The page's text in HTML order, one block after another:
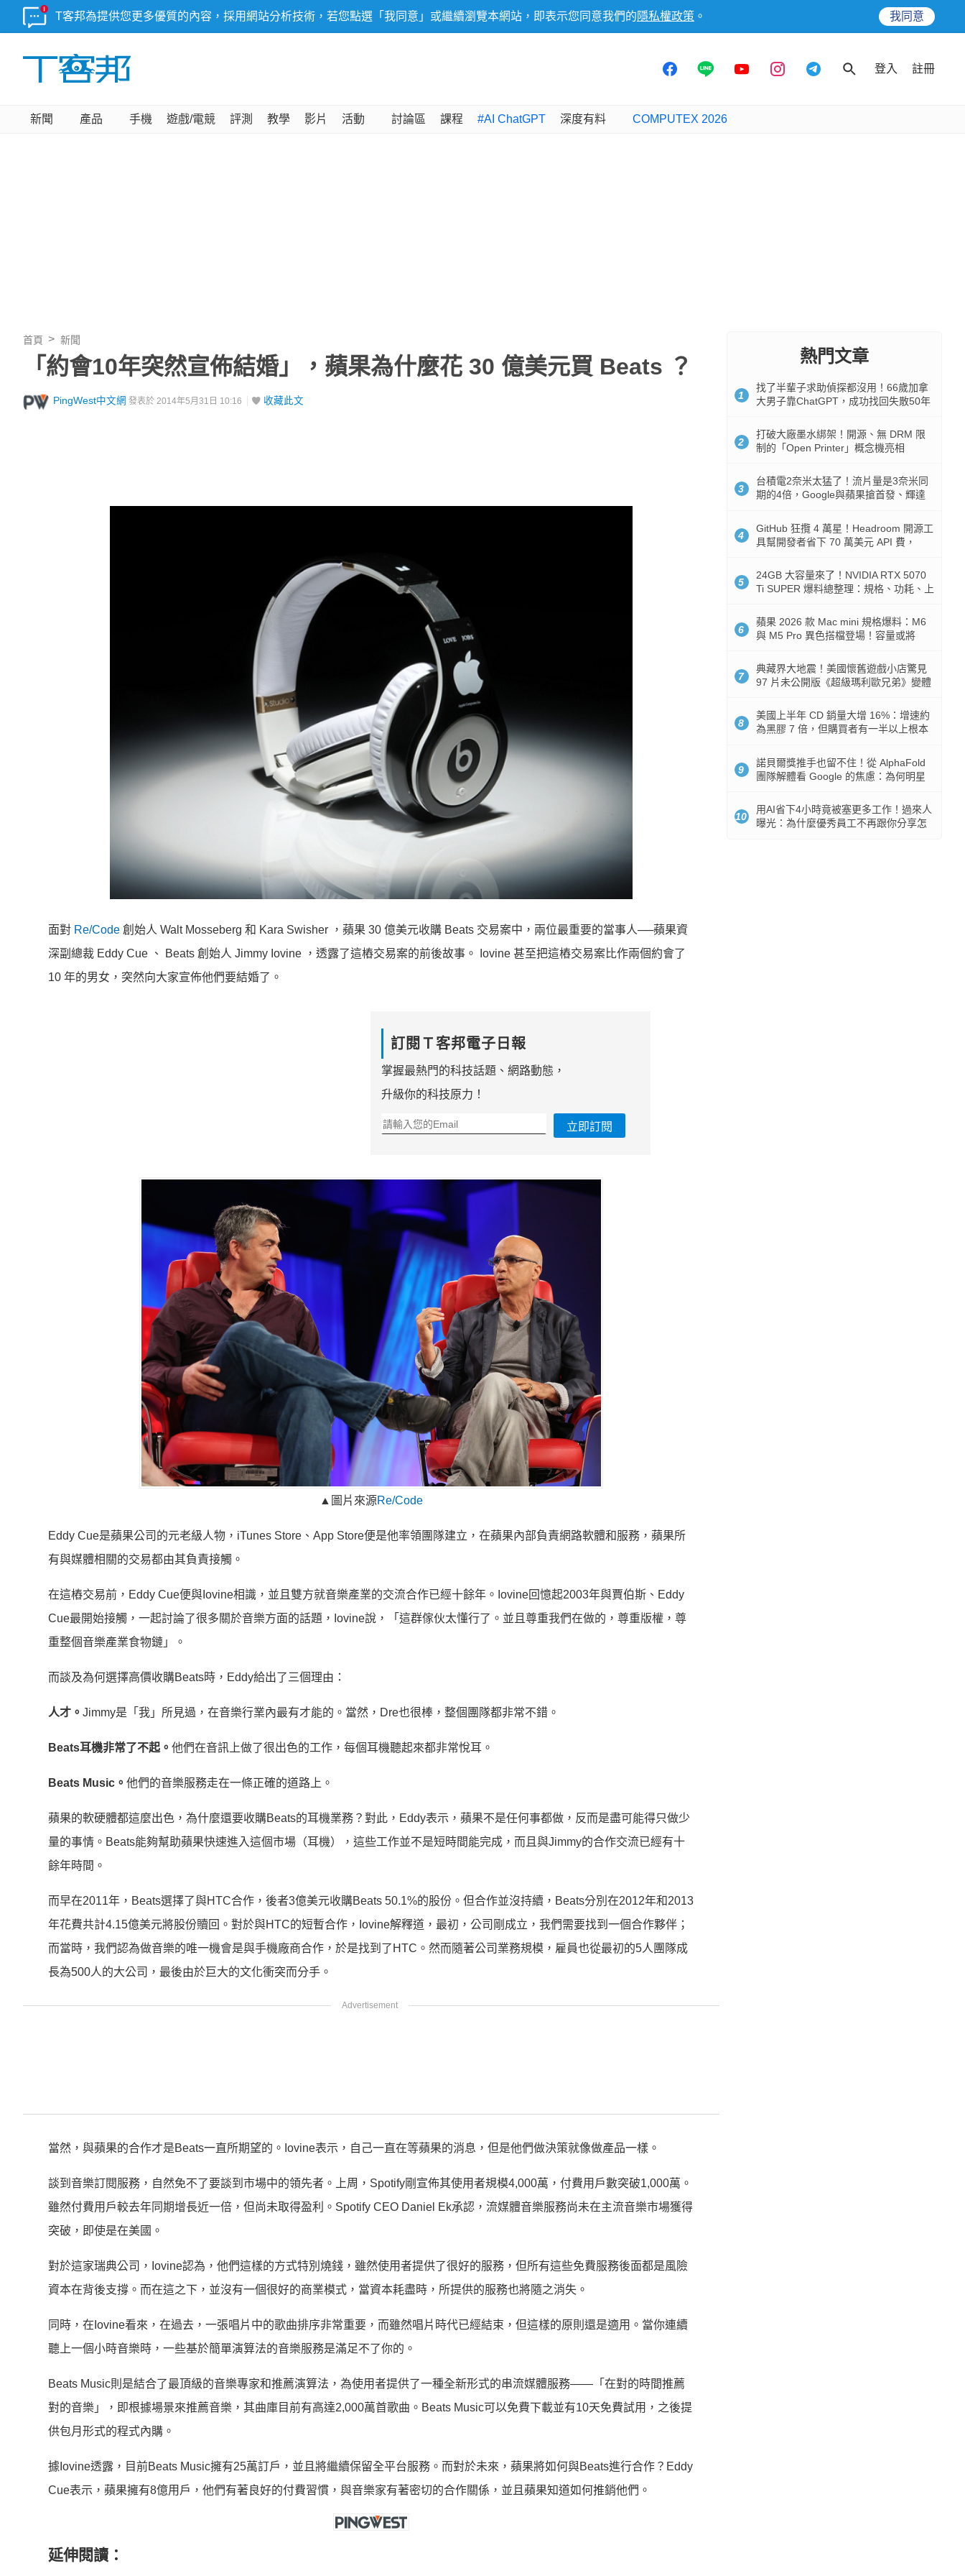
T客邦為提供您更多優質的內容，採用網站分析技術，若您點選「我同意」或繼續瀏覽本網站，即表示您同意我們的 隱私權政策 。 我同意
登入 註冊
新聞 產品 手機 遊戲/電競 評測 教學 影片 活動 討論區 課程 #AI ChatGPT 深度有料 COMPUTEX 2026
首頁 新聞
「約會10年突然宣佈結婚」，蘋果為什麼花 30 億美元買 Beats ？
PingWest中文網 發表於 2014年5月31日 10:16 收藏此文
面對 Re/Code 創始人 Walt Mosseberg 和 Kara Swisher ，蘋果 30 億美元收購 Beats 交易案中，兩位最重要的當事人──蘋果資
深副總裁 Eddy Cue 、 Beats 創始人 Jimmy Iovine ，透露了這樁交易案的前後故事。 Iovine 甚至把這樁交易案比作兩個約會了
10 年的男女，突然向大家宣佈他們要結婚了。
訂閱Ｔ客邦電子日報
掌握最熱門的科技話題、網路動態，
升級你的科技原力！
立即訂閱
▲圖片來源Re/Code
Eddy Cue是蘋果公司的元老級人物，iTunes Store、App Store便是他率領團隊建立，在蘋果內部負責網路軟體和服務，蘋果所
有與媒體相關的交易都由其負責接觸。
在這樁交易前，Eddy Cue便與Iovine相識，並且雙方就音樂產業的交流合作已經十餘年。Iovine回憶起2003年與賈伯斯、Eddy
Cue最開始接觸，一起討論了很多關於音樂方面的話題，Iovine說，「這群傢伙太懂行了。並且尊重我們在做的，尊重版權，尊
重整個音樂產業食物鏈」。
而談及為何選擇高價收購Beats時，Eddy給出了三個理由：
人才。 Jimmy是「我」所見過，在音樂行業內最有才能的。當然，Dre也很棒，整個團隊都非常不錯。
Beats耳機非常了不起。 他們在音訊上做了很出色的工作，每個耳機聽起來都非常悅耳。
Beats Music。 他們的音樂服務走在一條正確的道路上。
蘋果的軟硬體都這麼出色，為什麼還要收購Beats的耳機業務？對此，Eddy表示，蘋果不是任何事都做，反而是盡可能得只做少
量的事情。Beats能夠幫助蘋果快速進入這個市場（耳機），這些工作並不是短時間能完成，而且與Jimmy的合作交流已經有十
餘年時間。
而早在2011年，Beats選擇了與HTC合作，後者3億美元收購Beats 50.1%的股份。但合作並沒持續，Beats分別在2012年和2013
年花費共計4.15億美元將股份贖回。對於與HTC的短暫合作，Iovine解釋道，最初，公司剛成立，我們需要找到一個合作夥伴；
而當時，我們認為做音樂的唯一機會是與手機廠商合作，於是找到了HTC。然而隨著公司業務規模，雇員也從最初的5人團隊成
長為500人的大公司，最後由於巨大的文化衝突而分手。
當然，與蘋果的合作才是Beats一直所期望的。Iovine表示，自己一直在等蘋果的消息，但是他們做決策就像做產品一樣。
談到音樂訂閱服務，自然免不了要談到市場中的領先者。上周，Spotify剛宣佈其使用者規模4,000萬，付費用戶數突破1,000萬。
雖然付費用戶較去年同期增長近一倍，但尚未取得盈利。Spotify CEO Daniel Ek承認，流媒體音樂服務尚未在主流音樂市場獲得
突破，即使是在美國。
對於這家瑞典公司，Iovine認為，他們這樣的方式特別燒錢，雖然使用者提供了很好的服務，但所有這些免費服務後面都是風險
資本在背後支撐。而在這之下，並沒有一個很好的商業模式，當資本耗盡時，所提供的服務也將隨之消失。
同時，在Iovine看來，在過去，一張唱片中的歌曲排序非常重要，而雖然唱片時代已經結束，但這樣的原則還是適用。當你連續
聽上一個小時音樂時，一些基於簡單演算法的音樂服務是滿足不了你的。
Beats Music則是結合了最頂級的音樂專家和推薦演算法，為使用者提供了一種全新形式的串流媒體服務——「在對的時間推薦
對的音樂」，即根據場景來推薦音樂，其曲庫目前有高達2,000萬首歌曲。Beats Music可以免費下載並有10天免費試用，之後提
供包月形式的程式內購。
據Iovine透露，目前Beats Music擁有25萬訂戶，並且將繼續保留全平台服務。而對於未來，蘋果將如何與Beats進行合作？Eddy
Cue表示，蘋果擁有8億用戶，他們有著良好的付費習慣，與音樂家有著密切的合作關係，並且蘋果知道如何推銷他們。
延伸閱讀：
熱門文章
1
找了半輩子求助偵探都沒用！66歲加拿
大男子靠ChatGPT，成功找回失散50年
2
打破大廠墨水綁架！開源、無 DRM 限
制的「Open Printer」概念機亮相
3
台積電2奈米太猛了！流片量是3奈米同
期的4倍，Google與蘋果搶首發、輝達
4
GitHub 狂攬 4 萬星！Headroom 開源工
具幫開發者省下 70 萬美元 API 費，
5
24GB 大容量來了！NVIDIA RTX 5070
Ti SUPER 爆料總整理：規格、功耗、上
6
蘋果 2026 款 Mac mini 規格爆料：M6
與 M5 Pro 異色搭檔登場！容量或將
7
典藏界大地震！美國懷舊遊戲小店驚見
97 片未公開版《超級瑪利歐兄弟》變體
8
美國上半年 CD 銷量大增 16%：增速約
為黑膠 7 倍，但購買者有一半以上根本
9
諾貝爾獎推手也留不住！從 AlphaFold
團隊解體看 Google 的焦慮：為何明星
10
用AI省下4小時竟被塞更多工作！過來人
曝光：為什麼優秀員工不再跟你分享怎